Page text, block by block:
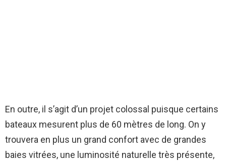
En outre, il s’agit d’un projet colossal puisque certains
bateaux mesurent plus de 60 mètres de long. On y
trouvera en plus un grand confort avec de grandes
baies vitrées, une luminosité naturelle très présente,